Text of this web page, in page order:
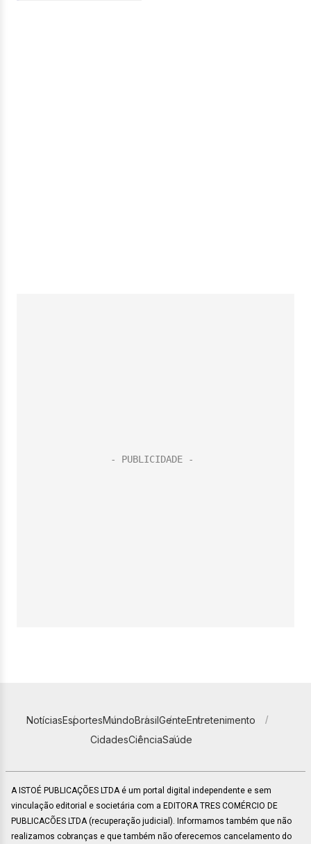
NotíciasEsportesMundoBrasilGenteEntretenimento
CidadesCiênciaSaúde
A ISTOÉ PUBLICAÇÕES LTDA é um portal digital independente e sem
vinculação editorial e societária com a EDITORA TRES COMÉRCIO DE
PUBLICACÕES LTDA (recuperação judicial). Informamos também que não
realizamos cobranças e que também não oferecemos cancelamento do